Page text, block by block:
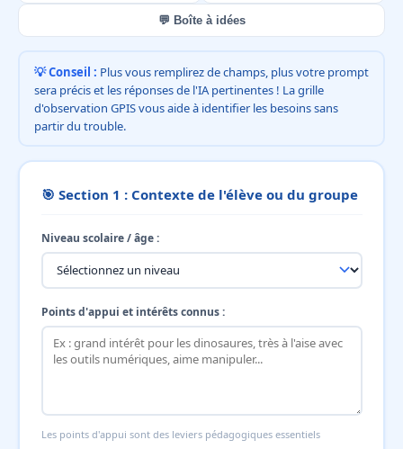
💬 Boîte à idées
💡 Conseil : Plus vous remplirez de champs, plus votre prompt
sera précis et les réponses de l'IA pertinentes ! La grille
d'observation GPIS vous aide à identifier les besoins sans
partir du trouble.
🎯 Section 1 : Contexte de l'élève ou du groupe
Niveau scolaire / âge :
Points d'appui et intérêts connus :
Les points d'appui sont des leviers pédagogiques essentiels